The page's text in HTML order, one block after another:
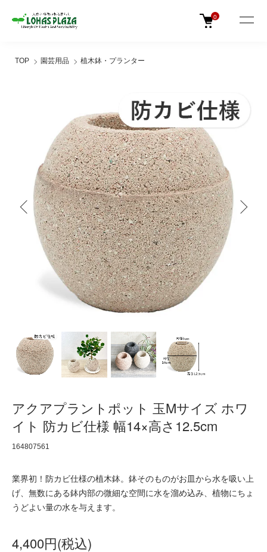
0
TOP 園芸用品 植木鉢・プランター
アクアプラントポット 玉Mサイズ ホワ
イト 防カビ仕様 幅14×高さ12.5cm
164807561
業界初！防カビ仕様の植木鉢。鉢そのものがお皿から水を吸い上
げ、無数にある鉢内部の微細な空間に水を溜め込み、植物にちょ
うどよい量の水を与えます。
4,400円(税込)